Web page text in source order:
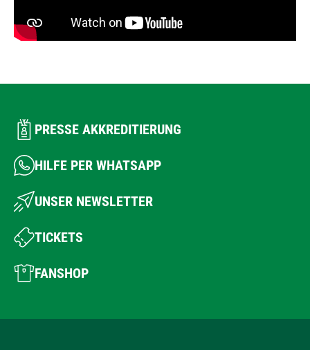
PRESSE AKKREDITIERUNG
HILFE PER WHATSAPP
UNSER NEWSLETTER
TICKETS
FANSHOP